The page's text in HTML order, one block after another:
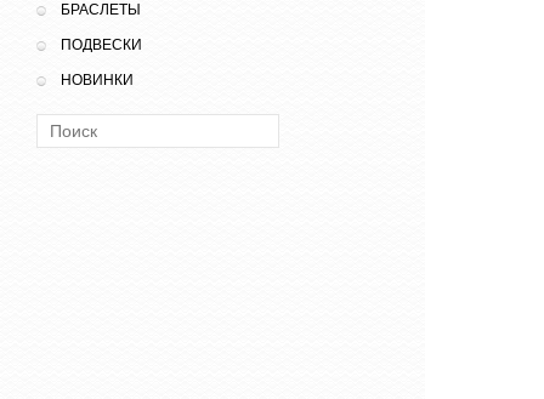
БРАСЛЕТЫ
ПОДВЕСКИ
НОВИНКИ
Поиск: